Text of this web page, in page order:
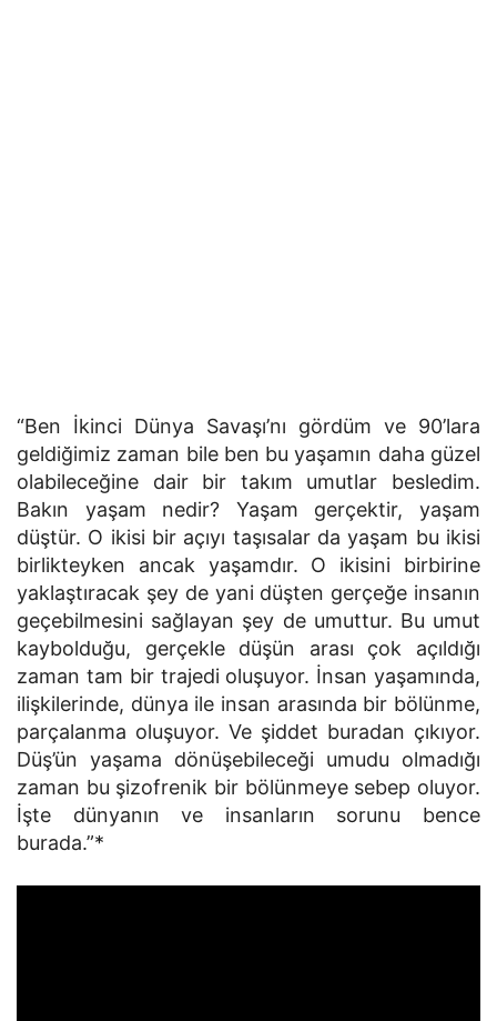
“Ben İkinci Dünya Savaşı’nı gördüm ve 90’lara
geldiğimiz zaman bile ben bu yaşamın daha güzel
olabileceğine dair bir takım umutlar besledim.
Bakın yaşam nedir? Yaşam gerçektir, yaşam
düştür. O ikisi bir açıyı taşısalar da yaşam bu ikisi
birlikteyken ancak yaşamdır. O ikisini birbirine
yaklaştıracak şey de yani düşten gerçeğe insanın
geçebilmesini sağlayan şey de umuttur. Bu umut
kaybolduğu, gerçekle düşün arası çok açıldığı
zaman tam bir trajedi oluşuyor. İnsan yaşamında,
ilişkilerinde, dünya ile insan arasında bir bölünme,
parçalanma oluşuyor. Ve şiddet buradan çıkıyor.
Düş’ün yaşama dönüşebileceği umudu olmadığı
zaman bu şizofrenik bir bölünmeye sebep oluyor.
İşte dünyanın ve insanların sorunu bence
burada.”*